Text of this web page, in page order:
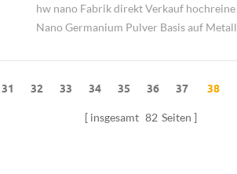
hw nano Fabrik direkt Verkauf hochreine
Nano Germanium Pulver Basis auf Metall
31 32 33 34 35 36 37 38
insgesamt 82 Seiten